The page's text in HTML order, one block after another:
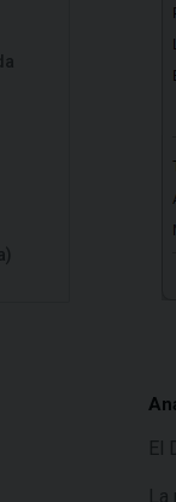
El
La